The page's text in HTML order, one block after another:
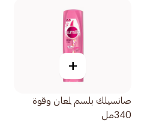
+
صانسيلك بلسم لمعان وقوة
340مل